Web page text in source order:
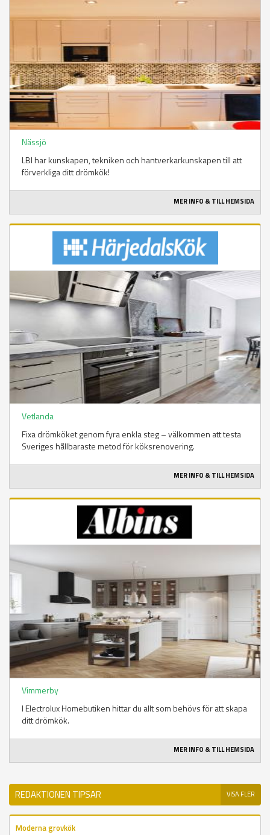
Nässjö
LBI har kunskapen, tekniken och hantverkarkunskapen till att
förverkliga ditt drömkök!
MER INFO & TILL HEMSIDA
Vetlanda
Fixa drömköket genom fyra enkla steg – välkommen att testa
Sveriges hållbaraste metod för köksrenovering.
MER INFO & TILL HEMSIDA
Vimmerby
I Electrolux Homebutiken hittar du allt som behövs för att skapa
ditt drömkök.
MER INFO & TILL HEMSIDA
REDAKTIONEN TIPSAR VISA FLER
Moderna grovkök